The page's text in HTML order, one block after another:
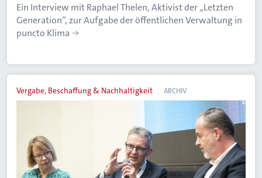
Ein Interview mit Raphael Thelen, Aktivist der „Letzten
Generation”, zur Aufgabe der öffentlichen Verwaltung in
puncto Klima
Vergabe, Beschaffung & Nachhaltigkeit ARCHIV